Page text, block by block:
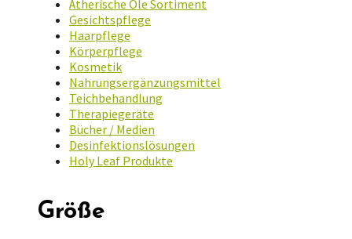
Ätherische Öle Sortiment
Gesichtspflege
Haarpflege
Körperpflege
Kosmetik
Nahrungsergänzungsmittel
Teichbehandlung
Therapiegeräte
Bücher / Medien
Desinfektionslösungen
Holy Leaf Produkte
Größe